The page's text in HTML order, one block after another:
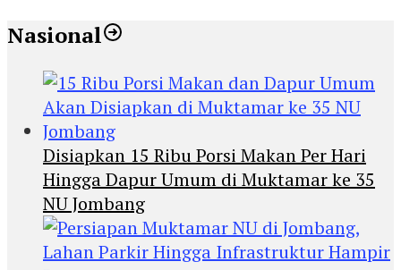
Nasional
Disiapkan 15 Ribu Porsi Makan Per Hari
Hingga Dapur Umum di Muktamar ke 35
NU Jombang